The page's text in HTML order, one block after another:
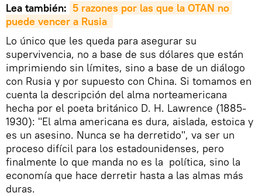
Lea también: 5 razones por las que la OTAN no
puede vencer a Rusia
Lo único que les queda para asegurar su
supervivencia, no a base de sus dólares que están
imprimiendo sin límites, sino a base de un diálogo
con Rusia y por supuesto con China. Si tomamos en
cuenta la descripción del alma norteamericana
hecha por el poeta británico D. H. Lawrence (1885-
1930): "El alma americana es dura, aislada, estoica y
es un asesino. Nunca se ha derretido", va ser un
proceso difícil para los estadounidenses, pero
finalmente lo que manda no es la política, sino la
economía que hace derretir hasta a las almas más
duras.